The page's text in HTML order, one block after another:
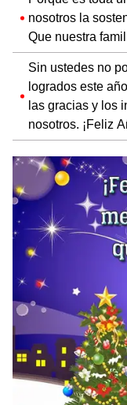
nosotros la
Que nuestra
Sin ustedes no
logrados este
las gracias y los
nosotros. ¡Feliz